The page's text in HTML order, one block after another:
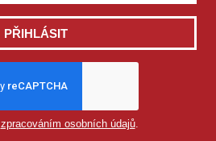
PŘIHLÁSIT
zpracováním osobních údajů.